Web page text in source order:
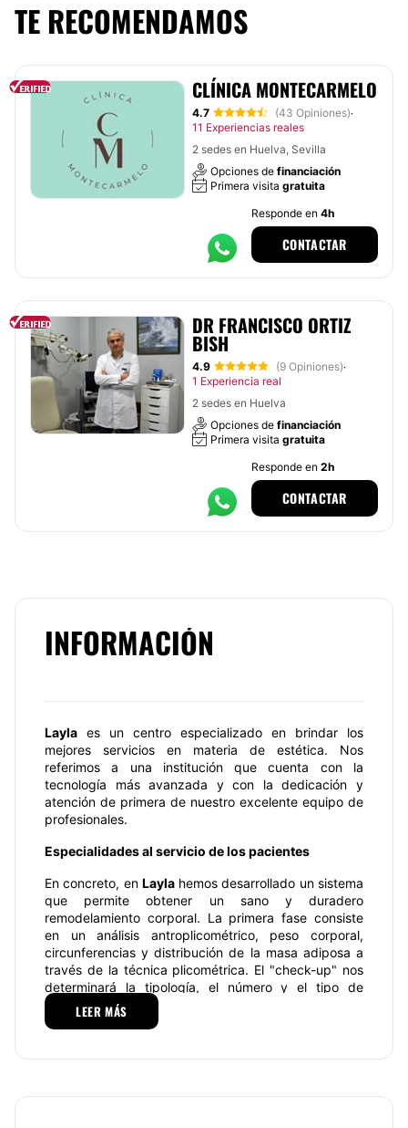
TE RECOMENDAMOS
CLÍNICA MONTECARMELO
4.7 (43 Opiniones)·
11 Experiencias reales
2 sedes en Huelva, Sevilla
Opciones de financiación
Primera visita gratuita
Responde en 4h
CONTACTAR
DR FRANCISCO ORTIZ
BISH
4.9 (9 Opiniones)·
1 Experiencia real
2 sedes en Huelva
Opciones de financiación
Primera visita gratuita
Responde en 2h
CONTACTAR
INFORMACIÓN
Layla es un centro especializado en brindar los
mejores servicios en materia de estética. Nos
referimos a una institución que cuenta con la
tecnología más avanzada y con la dedicación y
atención de primera de nuestro excelente equipo de
profesionales.
Especialidades al servicio de los pacientes
En concreto, en Laylahemos desarrollado un sistema
que permite obtener un sano y duradero
remodelamiento corporal. La primera fase consiste
en un análisis antroplicométrico, peso corporal,
circunferencias y distribución de la masa adiposa a
través de la técnica plicométrica. El "check-up" nos
determinará la tipología, el número y el tipo de
sesiones, así como los resultados a alcanzar, que
quedarán garantizados mediante contrato por
LEER MÁS